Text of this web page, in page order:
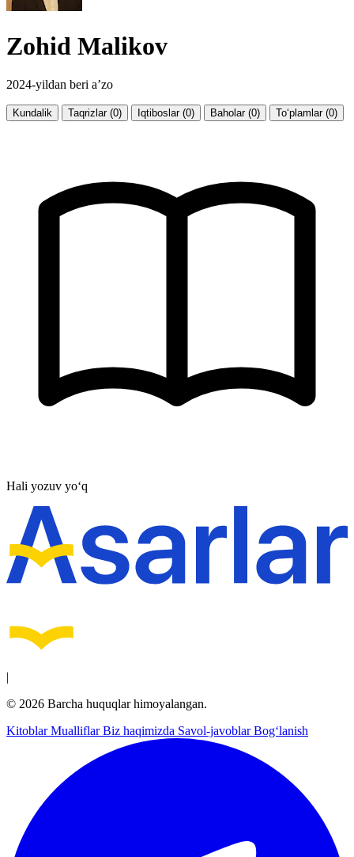
Zohid Malikov
2024-yildan beri a’zo
Kundalik Taqrizlar (0) Iqtiboslar (0) Baholar (0) To‘plamlar (0)
Hali yozuv yo‘q
|
© 2026 Barcha huquqlar himoyalangan.
KitoblarMualliflarBiz haqimizda Savol-javoblarBog‘lanish